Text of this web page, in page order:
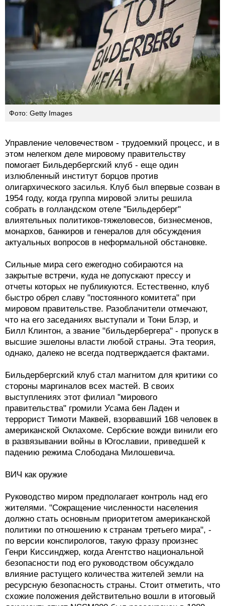
Фото: Getty Images
Управление человечеством - трудоемкий процесс, и в
этом нелегком деле мировому правительству
помогает Бильдербергский клуб - еще один
излюбленный институт борцов против
олигархического засилья. Клуб был впервые созван в
1954 году, когда группа мировой элиты решила
собрать в голландском отеле "Бильдерберг"
влиятельных политиков-тяжеловесов, бизнесменов,
монархов, банкиров и генералов для обсуждения
актуальных вопросов в неформальной обстановке.
Сильные мира сего ежегодно собираются на
закрытые встречи, куда не допускают прессу и
отчеты которых не публикуются. Естественно, клуб
быстро обрел славу "постоянного комитета" при
мировом правительстве. Разоблачители отмечают,
что на его заседаниях выступали и Тони Блэр, и
Билл Клинтон, а звание "бильдербергера" - пропуск в
высшие эшелоны власти любой страны. Эта теория,
однако, далеко не всегда подтверждается фактами.
Бильдербергский клуб стал магнитом для критики со
стороны маргиналов всех мастей. В своих
выступлениях этот филиал "мирового
правительства" громили Усама бен Ладен и
террорист Тимоти Маквей, взорвавший 168 человек в
американской Оклахоме. Сербские вожди винили его
в развязывании войны в Югославии, приведшей к
падению режима Слободана Милошевича.
ВИЧ как оружие
Руководство миром предполагает контроль над его
жителями. "Сокращение численности населения
должно стать основным приоритетом американской
политики по отношению к странам третьего мира", -
по версии конспирологов, такую фразу произнес
Генри Киссинджер, когда Агентство национальной
безопасности под его руководством обсуждало
влияние растущего количества жителей земли на
ресурсную безопасность страны. Стоит отметить, что
схожие положения действительно вошли в итоговый